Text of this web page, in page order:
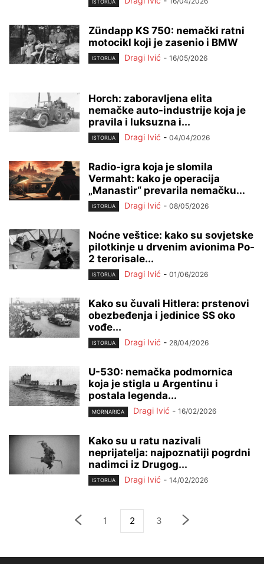
Zündapp KS 750: nemački ratni
motocikl koji je zasenio i BMW
ISTORIJA Dragi Ivić - 16/05/2026
Horch: zaboravljena elita
nemačke auto-industrije koja je
pravila i luksuzna i...
ISTORIJA Dragi Ivić - 04/04/2026
Radio-igra koja je slomila
Vermaht: kako je operacija
„Manastir“ prevarila nemačku...
ISTORIJA Dragi Ivić - 08/05/2026
Noćne veštice: kako su sovjetske
pilotkinje u drvenim avionima Po-
2 terorisale...
ISTORIJA Dragi Ivić - 01/06/2026
Kako su čuvali Hitlera: prstenovi
obezbeđenja i jedinice SS oko
vođe...
ISTORIJA Dragi Ivić - 28/04/2026
U-530: nemačka podmornica
koja je stigla u Argentinu i
postala legenda...
MORNARICA Dragi Ivić - 16/02/2026
Kako su u ratu nazivali
neprijatelja: najpoznatiji pogrdni
nadimci iz Drugog...
ISTORIJA Dragi Ivić - 14/02/2026
1 2 3